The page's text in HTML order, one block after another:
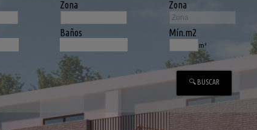
Zona Zona
Baños Mín.m2
m²